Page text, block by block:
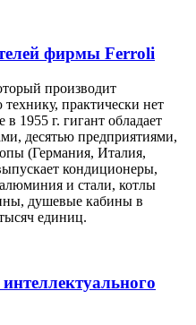
фирмы Ferroli
производит
практически нет
1955 г. гигант обладает
десятью предприятиями,
(Германия, Италия,
кондиционеры,
и стали, котлы
душевые кабины в
единиц.